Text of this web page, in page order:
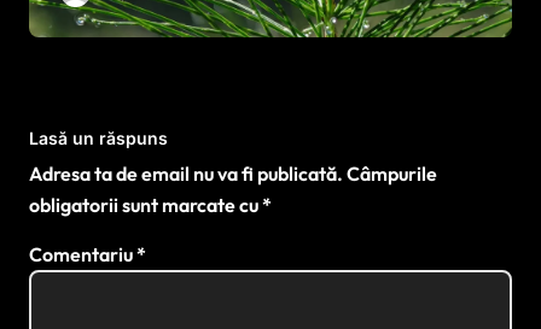
Lasă un răspuns
Adresa ta de email nu va fi publicată. Câmpurile
obligatorii sunt marcate cu*
Comentariu*